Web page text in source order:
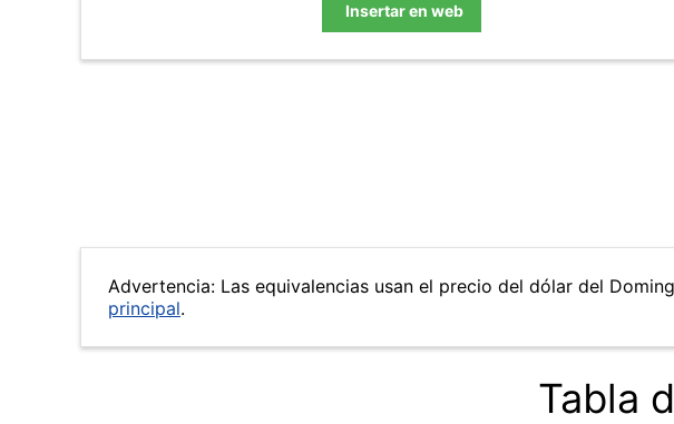
Insertar en web
Advertencia: Las equivalencias usan el precio del dólar del
principal.
Tabla